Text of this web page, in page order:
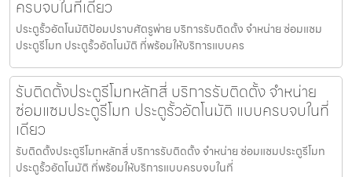
ครบจบในที่เดียว
ประตูรั้วอัตโนมัติป้อมปราบศัตรูพ่าย บริการรับติดตั้ง จำหน่าย ซ่อมแซม
ประตูรีโมท ประตูรั้วอัตโนมัติ ที่พร้อมให้บริการแบบคร
รับติดตั้งประตูรีโมทหลักสี่ บริการรับติดตั้ง จำหน่าย
ซ่อมแซมประตูรีโมท ประตูรั้วอัตโนมัติ แบบครบจบในที่
เดียว
รับติดตั้งประตูรีโมทหลักสี่ บริการรับติดตั้ง จำหน่าย ซ่อมแซมประตูรีโมท
ประตูรั้วอัตโนมัติ ที่พร้อมให้บริการแบบครบจบในที่